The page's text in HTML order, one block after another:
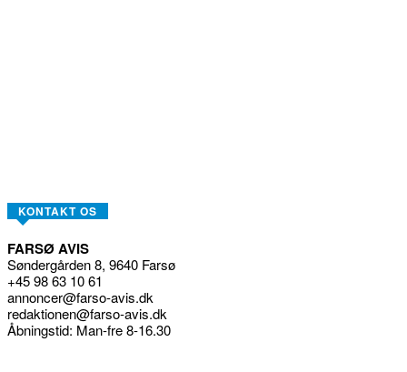
KONTAKT OS
FARSØ AVIS
Søndergården 8, 9640 Farsø
+45 98 63 10 61
annoncer@farso-avis.dk
redaktionen@farso-avis.dk
Åbningstid: Man-fre 8-16.30